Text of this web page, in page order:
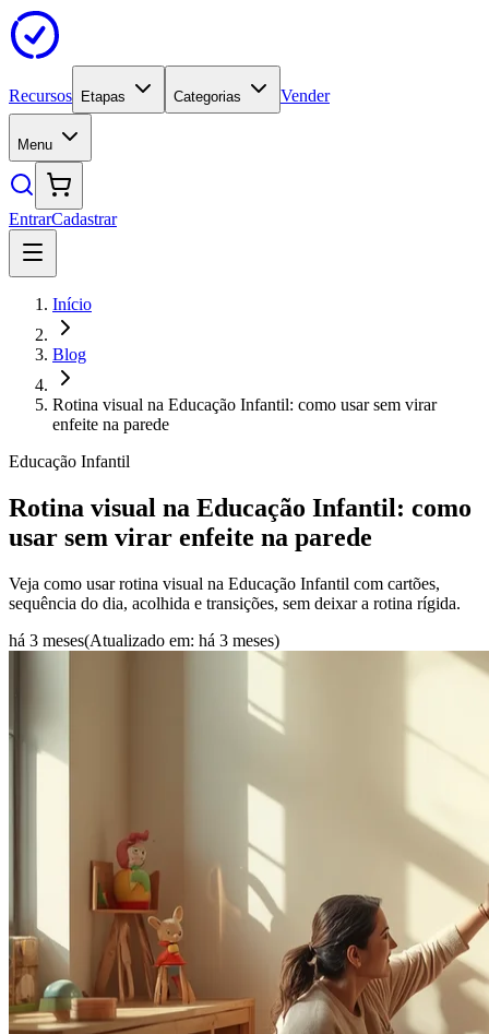
Recursos Etapas Categorias Vender
Menu
EntrarCadastrar
Início
Blog
Rotina visual na Educação Infantil: como usar sem virar
enfeite na parede
Educação Infantil
Rotina visual na Educação Infantil: como
usar sem virar enfeite na parede
Veja como usar rotina visual na Educação Infantil com cartões,
sequência do dia, acolhida e transições, sem deixar a rotina rígida.
há 3 meses(Atualizado em: há 3 meses)